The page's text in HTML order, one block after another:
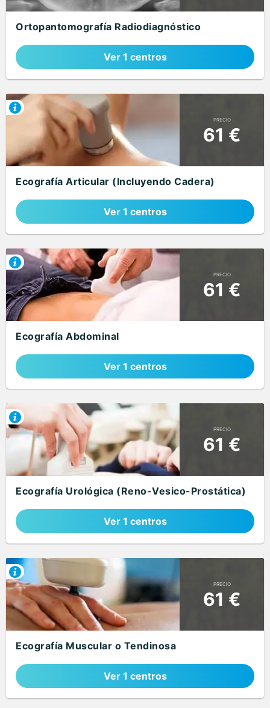
Ortopantomografía Radiodiagnóstico
Ver 1 centros
PRECIO
61 €
Ecografía Articular (Incluyendo Cadera)
Ver 1 centros
PRECIO
61 €
Ecografía Abdominal
Ver 1 centros
PRECIO
61 €
Ecografía Urológica (Reno-Vesico-Prostática)
Ver 1 centros
PRECIO
61 €
Ecografía Muscular o Tendinosa
Ver 1 centros